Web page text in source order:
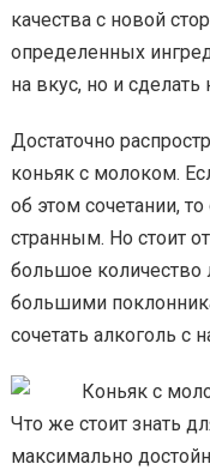
качества с новой
определенных
на вкус, но и
Достаточно
коньяк с молоком.
об этом сочетании,
странным. Но стоит
большое
большими
сочетать алкоголь с
Что же стоит знать
максимально